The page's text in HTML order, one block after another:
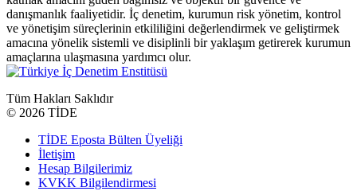
danışmanlık faaliyetidir. İç denetim, kurumun risk yönetim, kontrol
ve yönetişim süreçlerinin etkililiğini değerlendirmek ve geliştirmek
amacına yönelik sistemli ve disiplinli bir yaklaşım getirerek kurumun
amaçlarına ulaşmasına yardımcı olur.
Tüm Hakları Saklıdır
© 2026 TİDE
TİDE Eposta Bülten Üyeliği
İletişim
Hesap Bilgilerimiz
KVKK Bilgilendirmesi